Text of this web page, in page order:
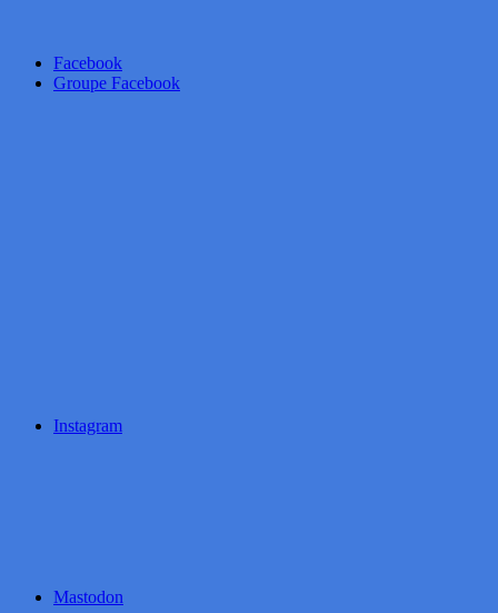
Facebook
Groupe Facebook
Instagram
Mastodon